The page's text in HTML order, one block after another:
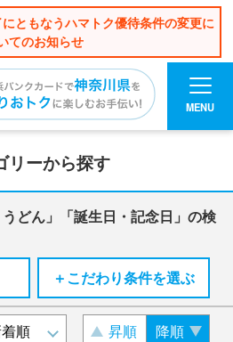
ともなうハマトク優待条件の変更に
てのお知らせ
MENU
リーから探す
うどん」「誕生日・記念日」の検
＋こだわり条件を選ぶ
昇順 降順